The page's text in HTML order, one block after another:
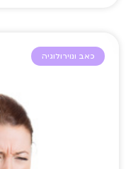
כאב ונוירולוגיה